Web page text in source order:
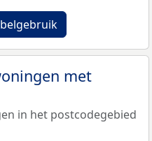
met
in het postcodegebied